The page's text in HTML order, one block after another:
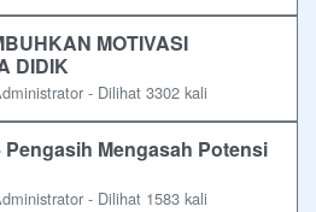
MOTIVASI
DIDIK
- Dilihat 3302 kali
Pengasih Mengasah Potensi
- Dilihat 1583 kali